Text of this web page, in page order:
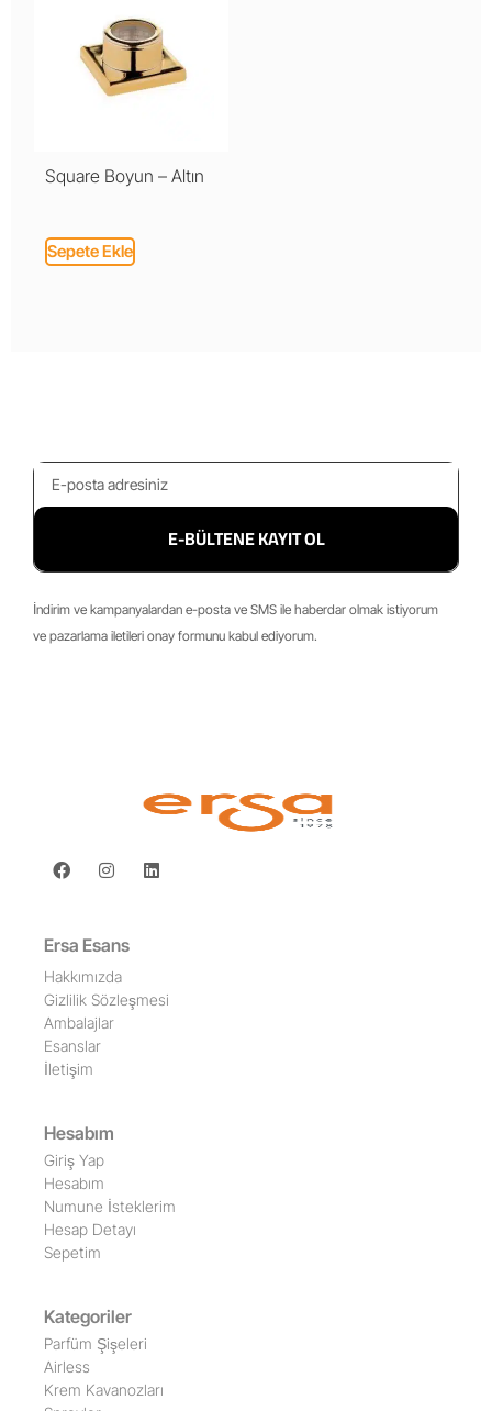
Square Boyun – Altın
Sepete Ekle
E-BÜLTENE KAYIT OL
İndirim ve kampanyalardan e-posta ve SMS ile haberdar olmak istiyorum
ve pazarlama iletileri onay formunu kabul ediyorum.
Ersa Esans
Hakkımızda
Gizlilik Sözleşmesi
Ambalajlar
Esanslar
İletişim
Hesabım
Giriş Yap
Hesabım
Numune İsteklerim
Hesap Detayı
Sepetim
Kategoriler
Parfüm Şişeleri
Airless
Krem Kavanozları